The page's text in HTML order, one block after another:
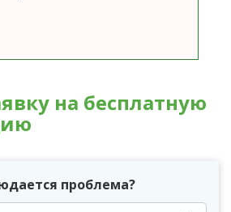
на бесплатную
проблема?